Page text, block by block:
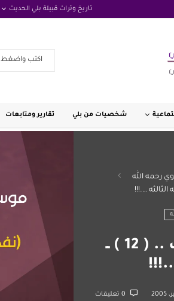
تاريخ وتراث قبيلة بلي الحديث
شخصيات من بلي تقارير ومتابعات
رحمه الله
سوالف .. و .. عواطف .. ( 12 ) ــ